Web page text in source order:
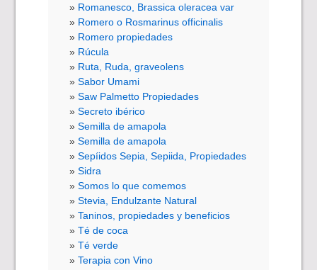
Romanesco, Brassica oleracea var
Romero o Rosmarinus officinalis
Romero propiedades
Rúcula
Ruta, Ruda, graveolens
Sabor Umami
Saw Palmetto Propiedades
Secreto ibérico
Semilla de amapola
Semilla de amapola
Sepíidos Sepia, Sepiida, Propiedades
Sidra
Somos lo que comemos
Stevia, Endulzante Natural
Taninos, propiedades y beneficios
Té de coca
Té verde
Terapia con Vino